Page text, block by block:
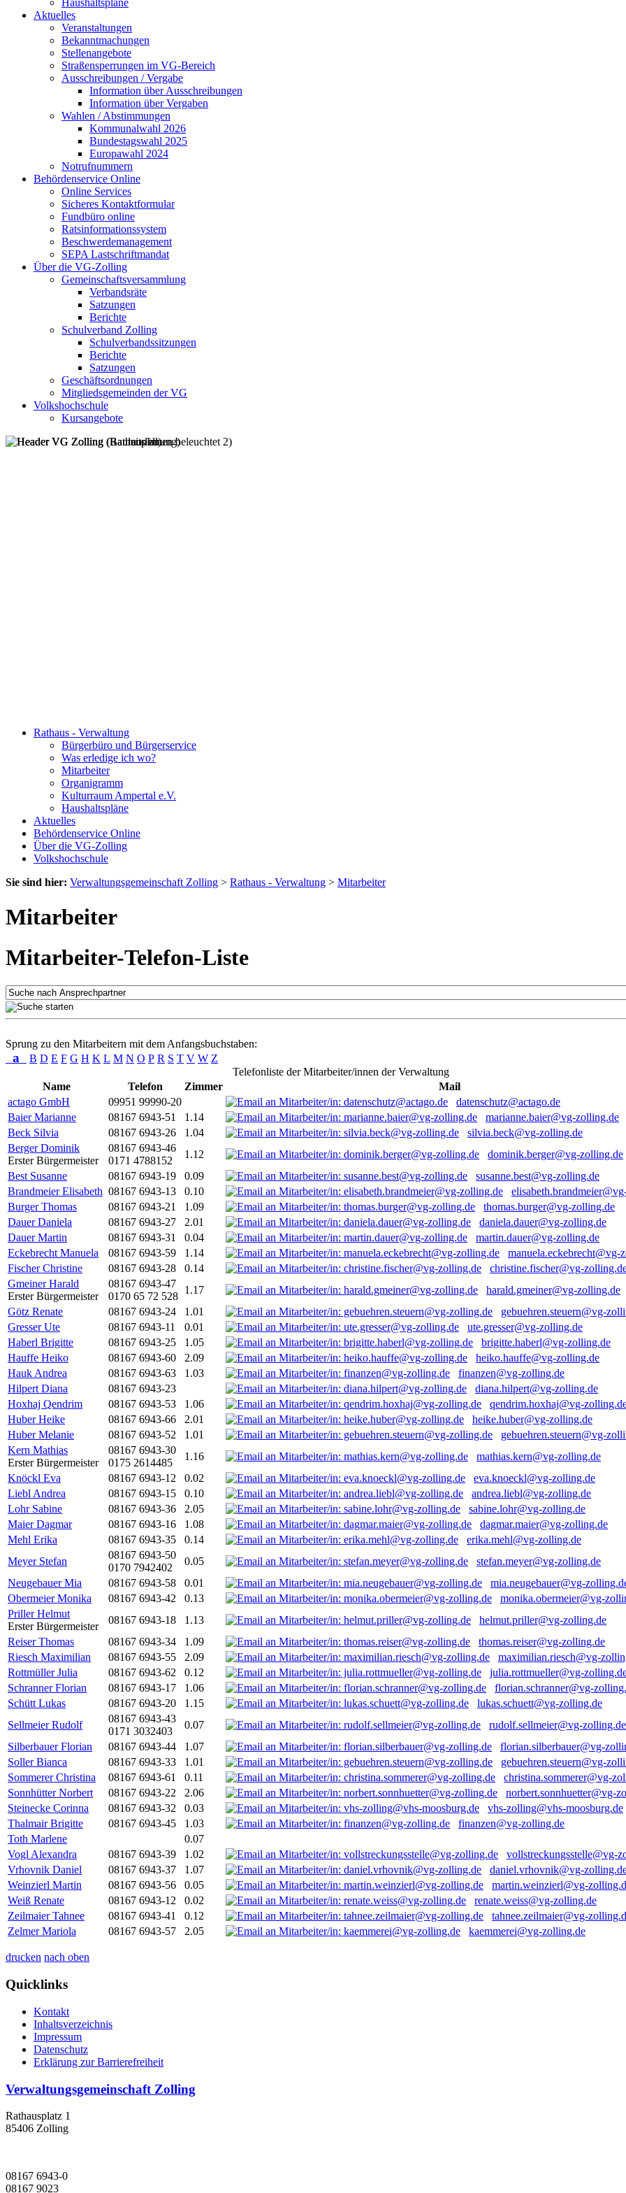
Haushaltspläne
Aktuelles
Veranstaltungen
Bekanntmachungen
Stellenangebote
Straßensperrungen im VG-Bereich
Ausschreibungen / Vergabe
Information über Ausschreibungen
Information über Vergaben
Wahlen / Abstimmungen
Kommunalwahl 2026
Bundestagswahl 2025
Europawahl 2024
Notrufnummern
Behördenservice Online
Online Services
Sicheres Kontaktformular
Fundbüro online
Ratsinformationssystem
Beschwerdemanagement
SEPA Lastschriftmandat
Über die VG-Zolling
Gemeinschaftsversammlung
Verbandsräte
Satzungen
Berichte
Schulverband Zolling
Schulverbandssitzungen
Berichte
Satzungen
Geschäftsordnungen
Mitgliedsgemeinden der VG
Volkshochschule
Kursangebote
Rathaus - Verwaltung
Bürgerbüro und Bürgerservice
Was erledige ich wo?
Mitarbeiter
Organigramm
Kulturraum Ampertal e.V.
Haushaltspläne
Aktuelles
Behördenservice Online
Über die VG-Zolling
Volkshochschule
Sie sind hier: Verwaltungsgemeinschaft Zolling > Rathaus - Verwaltung > Mitarbeiter
Mitarbeiter
Mitarbeiter-Telefon-Liste
Sprung zu den Mitarbeitern mit dem Anfangsbuchstaben:
a B D E F G H K L M N O P R S T V W Z
Telefonliste der Mitarbeiter/innen der Verwaltung
Name
Telefon Zimmer
Mail
actago GmbH
09951 99990-20
datenschutz@actago.de
Baier Marianne
08167 6943-51 1.14
marianne.baier@vg-zolling.de
Beck Silvia
08167 6943-26 1.04
silvia.beck@vg-zolling.de
Berger Dominik
Erster Bürgermeister
08167 6943-46
0171 4788152
1.12
dominik.berger@vg-zolling.de
Best Susanne
08167 6943-19 0.09
susanne.best@vg-zolling.de
Brandmeier Elisabeth 08167 6943-13 0.10
Burger Thomas
08167 6943-21 1.09
thomas.burger@vg-zolling.de
Dauer Daniela
08167 6943-27 2.01
daniela.dauer@vg-zolling.de
Dauer Martin
08167 6943-31 0.04
martin.dauer@vg-zolling.de
Eckebrecht Manuela
08167 6943-59 1.14
manuela.eckebrecht@vg-
Fischer Christine
08167 6943-28 0.14
christine.fischer@vg-
Gmeiner Harald
Erster Bürgermeister
08167 6943-47
0170 65 72 528
1.17
harald.gmeiner@vg-zolling.de
Götz Renate
08167 6943-24 1.01
gebuehren.steuern@vg-
Gresser Ute
08167 6943-11 0.01
ute.gresser@vg-zolling.de
Haberl Brigitte
08167 6943-25 1.05
brigitte.haberl@vg-zolling.de
Hauffe Heiko
08167 6943-60 2.09
heiko.hauffe@vg-zolling.de
Hauk Andrea
08167 6943-63 1.03
finanzen@vg-zolling.de
Hilpert Diana
08167 6943-23
diana.hilpert@vg-zolling.de
Hoxhaj Qendrim
08167 6943-53 1.06
qendrim.hoxhaj@vg-
Huber Heike
08167 6943-66 2.01
heike.huber@vg-zolling.de
Huber Melanie
08167 6943-52 1.01
gebuehren.steuern@vg-
Kern Mathias
Erster Bürgermeister
08167 6943-30
0175 2614485
1.16
mathias.kern@vg-zolling.de
Knöckl Eva
08167 6943-12 0.02
eva.knoeckl@vg-zolling.de
Liebl Andrea
08167 6943-15 0.10
andrea.liebl@vg-zolling.de
Lohr Sabine
08167 6943-36 2.05
sabine.lohr@vg-zolling.de
Maier Dagmar
08167 6943-16 1.08
dagmar.maier@vg-zolling.de
Mehl Erika
08167 6943-35 0.14
erika.mehl@vg-zolling.de
Meyer Stefan
08167 6943-50
0170 7942402
0.05
stefan.meyer@vg-zolling.de
Neugebauer Mia
08167 6943-58 0.01
mia.neugebauer@vg-
Obermeier Monika
08167 6943-42 0.13
monika.obermeier@vg-
Priller Helmut
Erster Bürgermeister
08167 6943-18 1.13
helmut.priller@vg-zolling.de
Reiser Thomas
08167 6943-34 1.09
thomas.reiser@vg-zolling.de
Riesch Maximilian
08167 6943-55 2.09
maximilian.riesch@vg-
Rottmüller Julia
08167 6943-62 0.12
julia.rottmueller@vg-
Schranner Florian
08167 6943-17 1.06
florian.schranner@vg-
Schütt Lukas
08167 6943-20 1.15
lukas.schuett@vg-zolling.de
Sellmeier Rudolf
08167 6943-43
0171 3032403
0.07
rudolf.sellmeier@vg-zolling.de
Silberbauer Florian
08167 6943-44 1.07
florian.silberbauer@vg-
Soller Bianca
08167 6943-33 1.01
gebuehren.steuern@vg-
Sommerer Christina
08167 6943-61 0.11
christina.sommerer@vg-
Sonnhütter Norbert
08167 6943-22 2.06
norbert.sonnhuetter@vg-
Steinecke Corinna
08167 6943-32 0.03
vhs-zolling@vhs-moosburg.de
Thalmair Brigitte
08167 6943-45 1.03
finanzen@vg-zolling.de
Toth Marlene
0.07
Vogl Alexandra
08167 6943-39 1.02
vollstreckungsstelle@vg-
Vrhovnik Daniel
08167 6943-37 1.07
daniel.vrhovnik@vg-
Weinzierl Martin
08167 6943-56 0.05
martin.weinzierl@vg-
Weiß Renate
08167 6943-12 0.02
renate.weiss@vg-zolling.de
Zeilmaier Tahnee
08167 6943-41 0.12
tahnee.zeilmaier@vg-
Zelmer Mariola
08167 6943-57 2.05 kaemmerei@vg-zolling.de
drucken nach oben
Quicklinks
Kontakt
Inhaltsverzeichnis
Impressum
Datenschutz
Erklärung zur Barrierefreiheit
Verwaltungsgemeinschaft Zolling
Rathausplatz 1
85406 Zolling
08167 6943-0
08167 9023